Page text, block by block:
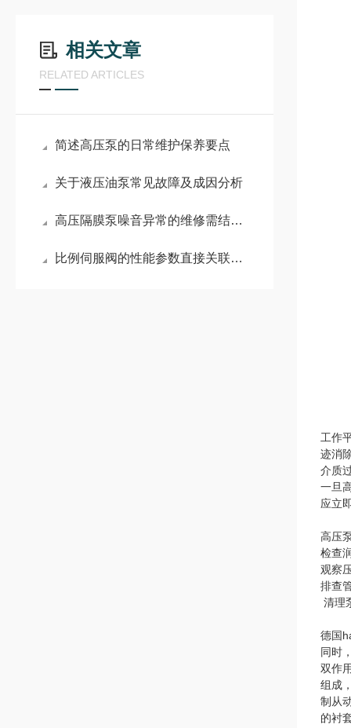
相关文章
RELATED ARTICLES
简述高压泵的日常维护保养要点
关于液压油泵常见故障及成因分析
高压隔膜泵噪音异常的维修需结合其工作原理和常见故障点进行系统排查
比例伺服阀的性能参数直接关联其适用领域
工作
迹消
介质
一旦
应立
高压
检查
观察
排查
清理
德国
同时
双作
组成
制从
的衬